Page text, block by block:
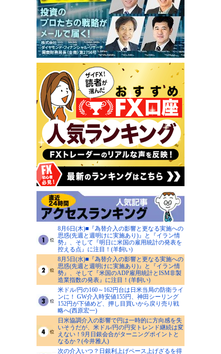
8月6日(木)■『為替介入の影響と更なる実施への
思惑(先週と週明けに実施あり)』と『イラン情
勢』、そして『明日に米国の雇用統計の発表を
控える点』に注目！(羊飼い)
8月5日(水)■『為替介入の影響と更なる実施への
思惑(先週と週明けに実施あり)』と『イラン情
勢』、そして『米国のADP雇用統計とISM非製
造業指数の発表』に注目！(羊飼い)
米ドル/円の160～162円台は日米当局の防衛ライ
ンに！ GW介入時安値155円、神田シーリング
152円が下値めど、押し目買いから戻り売り戦
略へ(西原宏一)
日米協調介入の影響で円は一時的に方向感を失
いそうだが、米ドル/円の円安トレンド継続は変
えない！9月日銀会合がターニングポイントと
なるか？(今井雅人)
次の介入いつ？日銀利上げペース上げざるを得